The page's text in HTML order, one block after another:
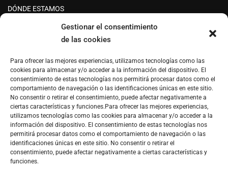
Gestionar el consentimiento
de las cookies
Para ofrecer las mejores experiencias, utilizamos tecnologías como las
cookies para almacenar y/o acceder a la información del dispositivo. El
consentimiento de estas tecnologías nos permitirá procesar datos como el
comportamiento de navegación o las identificaciones únicas en este sitio.
No consentir o retirar el consentimiento, puede afectar negativamente a
ciertas características y funciones.Para ofrecer las mejores experiencias,
utilizamos tecnologías como las cookies para almacenar y/o acceder a la
información del dispositivo. El consentimiento de estas tecnologías nos
permitirá procesar datos como el comportamiento de navegación o las
identificaciones únicas en este sitio. No consentir o retirar el
consentimiento, puede afectar negativamente a ciertas características y
funciones.
DÓNDE ESTAMOS
Haz clic para aceptar cookies de marketing y
permitir este contenido